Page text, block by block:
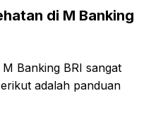
di M Banking
Banking BRI sangat
adalah panduan